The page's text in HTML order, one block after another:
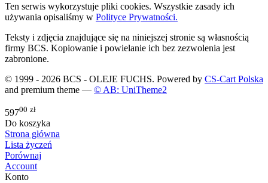
Ten serwis wykorzystuje pliki cookies. Wszystkie zasady ich
używania opisaliśmy w Polityce Prywatności.
Teksty i zdjęcia znajdujące się na niniejszej stronie są własnością
firmy BCS. Kopiowanie i powielanie ich bez zezwolenia jest
zabronione.
© 1999 - 2026 BCS - OLEJE FUCHS. Powered by CS-Cart Polska
and premium theme — © AB: UniTheme2
59700 zł
Do koszyka
Strona główna
Lista życzeń
Porównaj
Account
Konto